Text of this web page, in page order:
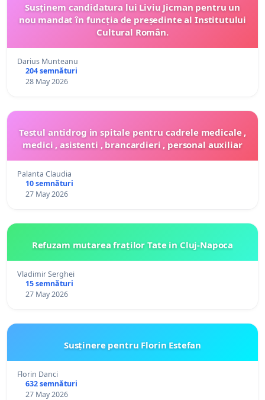
Susținem candidatura lui Liviu Jicman pentru un
nou mandat în funcția de președinte al Institutului
Cultural Român.
Darius Munteanu
204 semnături
28 May 2026
Testul antidrog in spitale pentru cadrele medicale ,
medici , asistenti , brancardieri , personal auxiliar
Palanta Claudia
10 semnături
27 May 2026
Refuzam mutarea fraților Tate in Cluj-Napoca
Vladimir Serghei
15 semnături
27 May 2026
Susținere pentru Florin Estefan
Florin Danci
632 semnături
27 May 2026